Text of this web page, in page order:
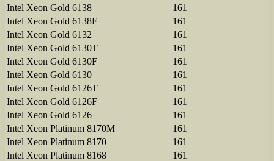
Intel Xeon Gold 6138
161
Intel Xeon Gold 6138F
161
Intel Xeon Gold 6132
161
Intel Xeon Gold 6130T
161
Intel Xeon Gold 6130F
161
Intel Xeon Gold 6130
161
Intel Xeon Gold 6126T
161
Intel Xeon Gold 6126F
161
Intel Xeon Gold 6126
161
Intel Xeon Platinum 8170M
161
Intel Xeon Platinum 8170
161
Intel Xeon Platinum 8168
161